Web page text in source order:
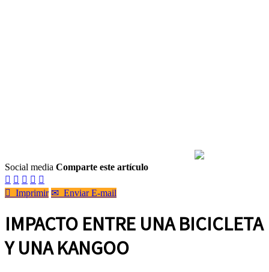
Social media Comparte este artículo
    
 Imprimir ✉ Enviar E-mail
IMPACTO ENTRE UNA BICICLETA
Y UNA KANGOO